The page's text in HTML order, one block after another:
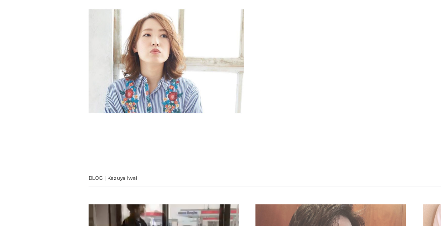
BLOG | Kazuya Iwai